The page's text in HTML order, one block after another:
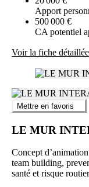
Apport
500 000 €
CA potentiel
Voir la fiche détaillée
Mettre en favoris
LE MUR
Concept
team building,
santé et risque